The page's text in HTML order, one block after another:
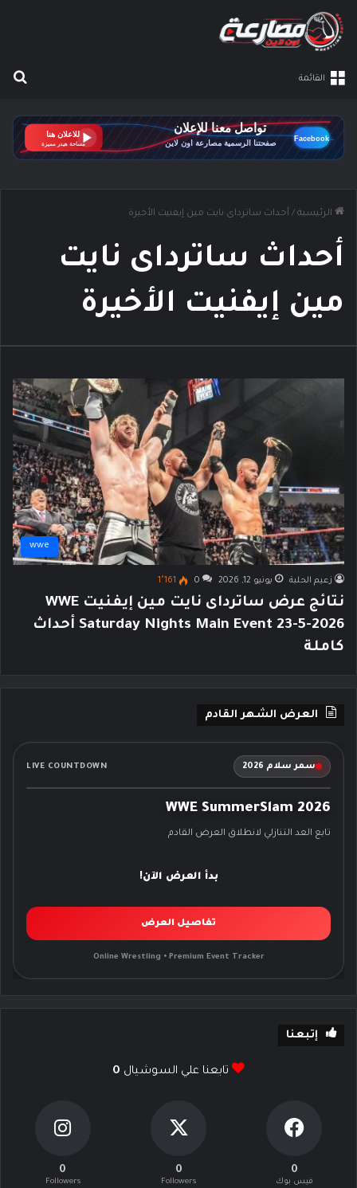
القائمة
الرئيسية / أحداث ساترداى نايت مين إيفنيت الأخيرة
أحداث ساترداى نايت
مين إيفنيت الأخيرة
wwe
زعيم الحلبة يونيو 12, 2026 0 1٬161
نتائج عرض ساترداى نايت مين إيفنيت WWE
Saturday Nights Main Event 23-5-2026 أحداث
كاملة
العرض الشهر القادم
سمر سلام 2026 LIVE COUNTDOWN
WWE SummerSlam 2026
تابع العد التنازلي لانطلاق العرض القادم
بدأ العرض الآن!
تفاصيل العرض
Online Wrestling • Premium Event Tracker
إتبعنا
تابعنا علي السوشيال 0
0
فيس بوك
0
Followers
0
Followers